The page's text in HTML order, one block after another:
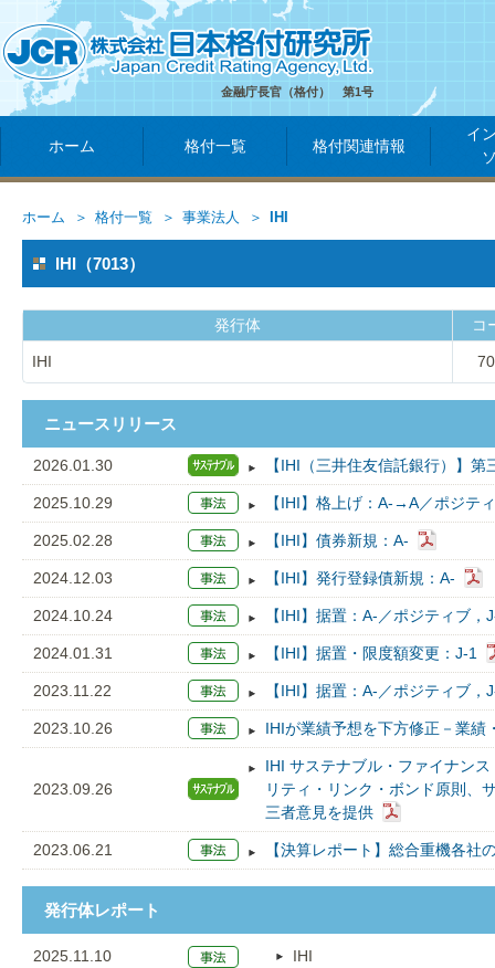
金融庁長官（格付） 第1号
ホーム 格付一覧 格付関連情報
イ
ホーム 格付一覧 事業法人 IHI
IHI（7013）
発行体 コ
IHI
ニュースリリース
2026.01.30 【IHI（三井住友信託銀行）】
2025.10.29 【IHI】格上げ：A-→A／ポジテ
2025.02.28 【IHI】債券新規：A-
2024.12.03 【IHI】発行登録債新規：A-
2024.10.24 【IHI】据置：A-／ポジティブ，
2024.01.31 【IHI】据置・限度額変更：J-1
2023.11.22 【IHI】据置：A-／ポジティブ，
2023.10.26 IHIが業績予想を下方修正－業績
2023.09.26
IHI サステナブル・ファイナン
リティ・リンク・ボンド原則、
三者意見を提供
2023.06.21 【決算レポート】総合重機各社
発行体レポート
2025.11.10 IHI